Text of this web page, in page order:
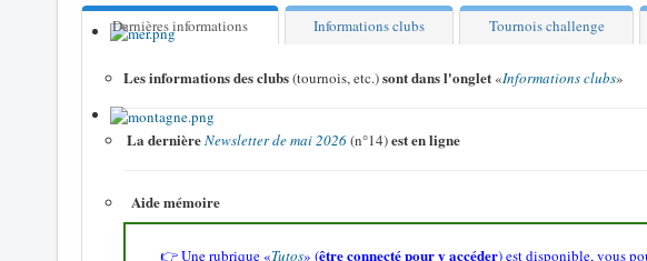
Dernières informations Informations clubs Tournois challenge
Les informations des clubs(tournois, etc.)sont dans l'onglet «Informations clubs»
La dernièreNewsletter de mai 2026(n°14)est en ligne
Aide mémoire
👉 Une rubrique «Tutos»(être connecté pour y accéder)est disponible, vous